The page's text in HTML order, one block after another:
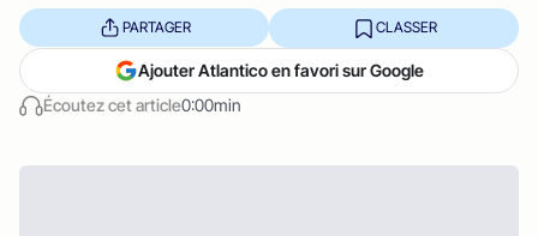
Écoutez cet article0:00min
PARTAGER CLASSER
Ajouter Atlantico en favori sur Google